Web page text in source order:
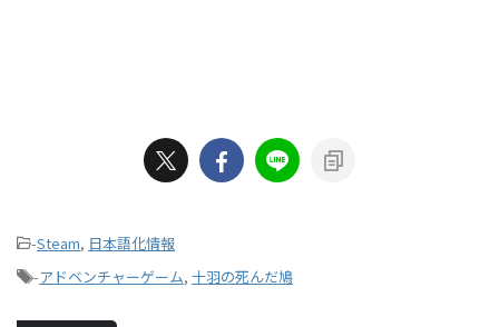
-Steam, 日本語化情報
-アドベンチャーゲーム, 十羽の死んだ鳩